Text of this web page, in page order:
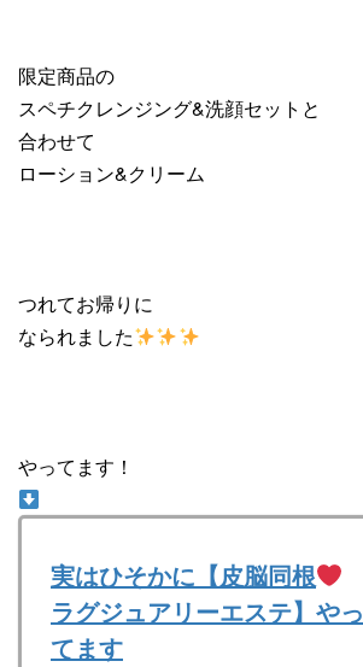
限定商品の
スペチクレンジング&洗顔セットと
合わせて
ローション&クリーム
つれてお帰りに
なられました
やってます！
実はひそかに【皮脳同根
ラグジュアリーエステ】やっ
てます